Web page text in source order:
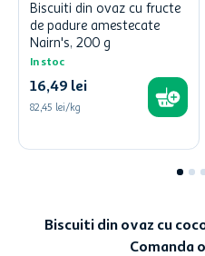
Biscuiti din ovaz cu fructe
de padure amestecate
Nairn's, 200 g
In stoc
16,49 lei
82,45 lei/kg
Biscuiti din ovaz cu
Comanda